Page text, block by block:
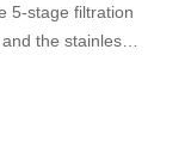
5-stage filtration
the stainless
very few